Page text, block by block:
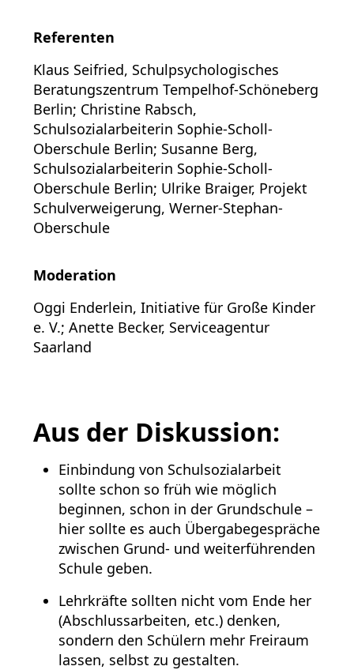
Referenten
Klaus Seifried, Schulpsychologisches
Beratungszentrum Tempelhof-Schöneberg
Berlin; Christine Rabsch,
Schulsozialarbeiterin Sophie-Scholl-
Oberschule Berlin; Susanne Berg,
Schulsozialarbeiterin Sophie-Scholl-
Oberschule Berlin; Ulrike Braiger, Projekt
Schulverweigerung, Werner-Stephan-
Oberschule
Moderation
Oggi Enderlein, Initiative für Große Kinder
e. V.; Anette Becker, Serviceagentur
Saarland
Aus der Diskussion:
Einbindung von Schulsozialarbeit
sollte schon so früh wie möglich
beginnen, schon in der Grundschule –
hier sollte es auch Übergabegespräche
zwischen Grund- und weiterführenden
Schule geben.
Lehrkräfte sollten nicht vom Ende her
(Abschlussarbeiten, etc.) denken,
sondern den Schülern mehr Freiraum
lassen, selbst zu gestalten.